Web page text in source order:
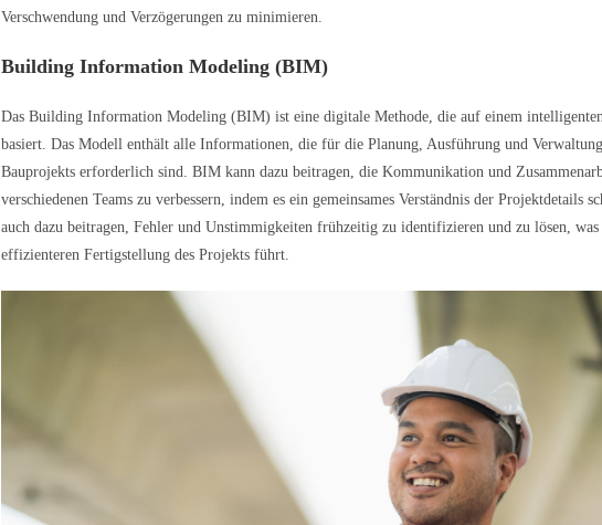
Verschwendung und Verzögerungen zu minimieren.
Building Information Modeling (BIM)
Das Building Information Modeling (BIM) ist eine digitale Methode, die auf einem
basiert. Das Modell enthält alle Informationen, die für die Planung, Ausführung und
Bauprojekts erforderlich sind. BIM kann dazu beitragen, die Kommunikation und
verschiedenen Teams zu verbessern, indem es ein gemeinsames Verständnis der Projektdetails
auch dazu beitragen, Fehler und Unstimmigkeiten frühzeitig zu identifizieren und zu lösen, was
effizienteren Fertigstellung des Projekts führt.